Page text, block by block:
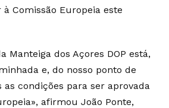
Comissão Europeia este
Manteiga dos Açores DOP está,
e, do nosso ponto de
as condições para ser aprovada
afirmou João Ponte,